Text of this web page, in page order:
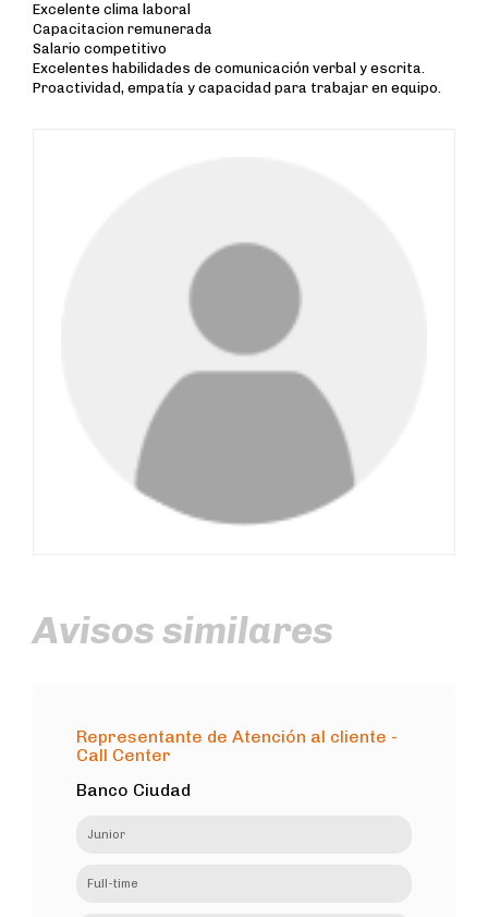
Excelente clima laboral
Capacitacion remunerada
Salario competitivo
Excelentes habilidades de comunicación verbal y escrita.
Proactividad, empatía y capacidad para trabajar en equipo.
Avisos similares
Representante de Atención al cliente -
Call Center
Banco Ciudad
Junior
Full-time